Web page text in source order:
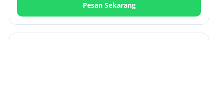
Pesan Sekarang